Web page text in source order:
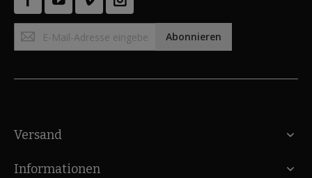
Anmeldung
zum
Abonnieren
Versand
Informationen